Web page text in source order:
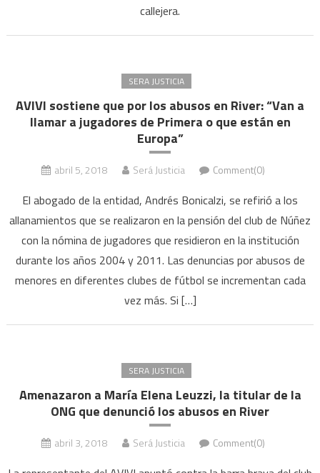
por
explotación
sexual”
callejera.
SERA JUSTICIA
AVIVI sostiene que por los abusos en River: “Van a
llamar a jugadores de Primera o que están en
Europa”
abril 5, 2018 Será Justicia Comment(0)
El abogado de la entidad, Andrés Bonicalzi, se refirió a los
allanamientos que se realizaron en la pensión del club de Núñez
con la nómina de jugadores que residieron en la institución
durante los años 2004 y 2011. Las denuncias por abusos de
menores en diferentes clubes de fútbol se incrementan cada
vez más. Si […]
SERA JUSTICIA
Amenazaron a María Elena Leuzzi, la titular de la
ONG que denunció los abusos en River
abril 3, 2018 Será Justicia Comment(0)